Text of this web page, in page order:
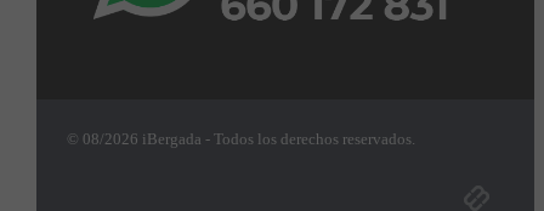
© 08/2026 iBergada - Todos los derechos reservados.